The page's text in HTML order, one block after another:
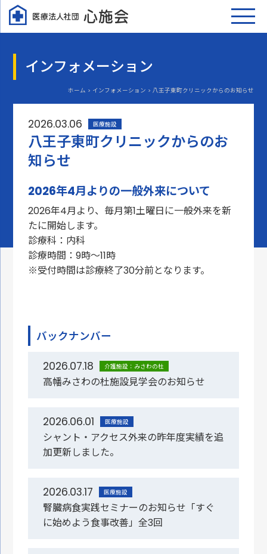
インフォメーション
ホーム > インフォメーション > 八王子東町クリニックからのお知らせ
2026.03.06 医療施設
八王子東町クリニックからのお
知らせ
2026年4月よりの一般外来について
2026年4月より、毎月第1土曜日に一般外来を新
たに開始します。
診療科：内科
診療時間：9時～11時
※受付時間は診療終了30分前となります。
バックナンバー
2026.07.18 介護施設：みさわの杜
高幡みさわの杜施設見学会のお知らせ
2026.06.01 医療施設
シャント・アクセス外来の昨年度実績を追
加更新しました。
2026.03.17 医療施設
腎臓病食実践セミナーのお知らせ「すぐ
に始めよう食事改善」全3回